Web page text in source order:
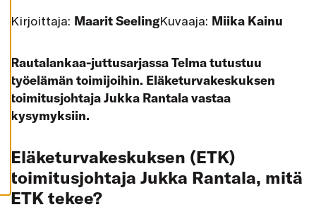
S
Y
I
K
K
I
E
V
T
Kirjoittaja: Maarit SeelingKuvaaja: Miika Kainu
Rautalankaa-juttusarjassa Telma tutustuu
työelämän toimijoihin. Eläketurvakeskuksen
toimitusjohtaja Jukka Rantala vastaa
kysymyksiin.
Eläketurvakeskuksen (ETK)
toimitusjohtaja Jukka Rantala, mitä
ETK tekee?